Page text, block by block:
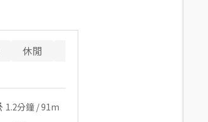
休閒
1.2分鐘 /91m